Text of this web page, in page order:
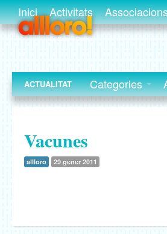
Inici Activitats
ACTUALITAT Categories
Vacunes
allloro 29 gener 2011